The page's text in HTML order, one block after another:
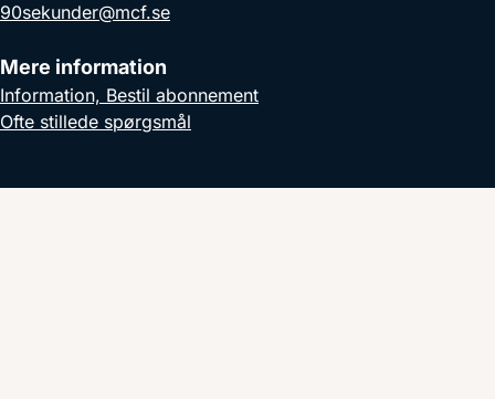
90sekunder@mcf.se
Mere information
Information, Bestil abonnement
Ofte stillede spørgsmål